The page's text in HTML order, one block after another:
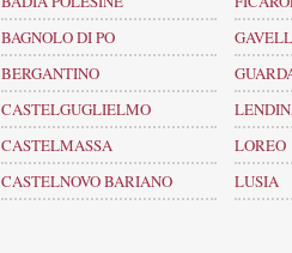
BAGNOLO DI PO
BERGANTINO
CASTELGUGLIELMO
CASTELMASSA
CASTELNOVO BARIANO
LOREO
LUSIA